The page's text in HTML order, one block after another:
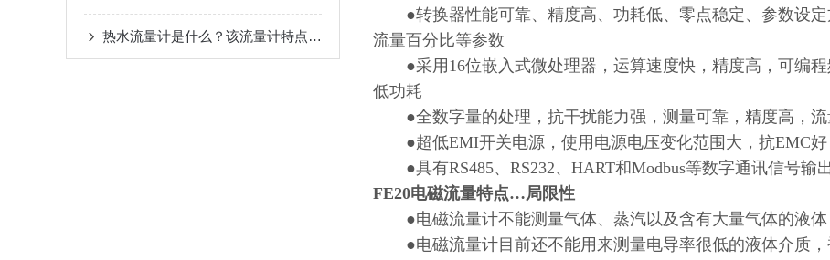
热水流量计是什么？该流量计特点是？
●转换器性能可靠、精度高、功耗低、零点稳定、参数设定
流量百分比等参数
●采用16位嵌入式微处理器，运算速度快，精度高，可编程
低功耗
●全数字量的处理，抗干扰能力强，测量可靠，精度高，流
●超低EMI开关电源，使用电源电压变化范围大，抗EMC好
●具有RS485、RS232、HART和Modbus等数字通讯信号输
FE20电磁流量特点…局限性
●电磁流量计不能测量气体、蒸汽以及含有大量气体的液体
●电磁流量计目前还不能用来测量电导率很低的液体介质，